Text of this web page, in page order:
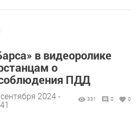
в видеоролике
о
ПДД
2024 -
331 0 0